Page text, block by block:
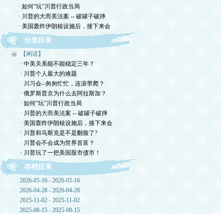
· 如何“玩”川普行政当局
· 川普的大而美法案 -- 破罐子破摔
· 美国轰炸伊朗核设施后，接下来会
分类目录
【闲话】
· 中美关系能不能稳定三年？
· 川普个人最大的难题
· 川习会--匆匆忙忙，连滚带爬？
· 俄罗斯普京为什么去阿拉斯加？
· 如何“玩”川普行政当局
· 川普的大而美法案 -- 破罐子破摔
· 美国轰炸伊朗核设施后，接下来会
· 川普和马斯克是不是翻脸了?
· 川普会不会成为世界首富？
· 川普玩了一把美国股市债市！
存档目录
2026-05-16 - 2026-05-16
2026-04-28 - 2026-04-28
2025-11-02 - 2025-11-02
2025-08-15 - 2025-08-15